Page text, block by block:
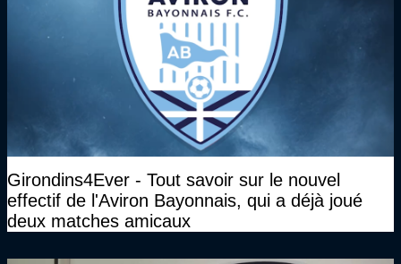
Girondins4Ever - Tout savoir sur le nouvel
effectif de l'Aviron Bayonnais, qui a déjà joué
deux matches amicaux